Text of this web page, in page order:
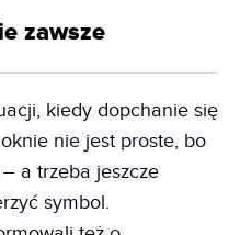
zawsze
kiedy dopchanie się
nie jest proste, bo
a trzeba jeszcze
symbol.